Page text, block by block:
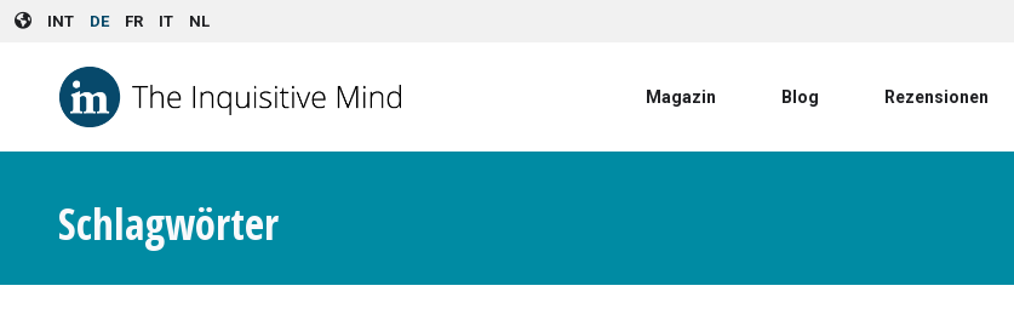
Skip to main content
INT DE FR IT NL
Magazin Blog Rezensionen
Schlagwörter